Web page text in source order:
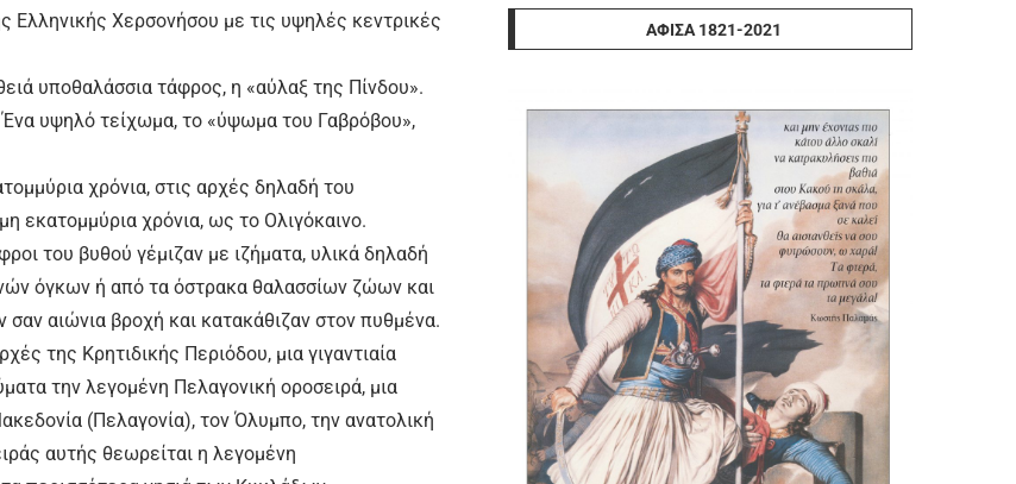
Ελληνικής Χερσονήσου με τις υψηλές κεντρικές
υποθαλάσσια τάφρος, η «αύλαξ της Πίνδου».
Ένα υψηλό τείχωμα, το «ύψωμα του Γαβρόβου»,
χρόνια, στις αρχές δηλαδή του
εκατομμύρια χρόνια, ως το Ολιγόκαινο.
του βυθού γέμιζαν με ιζήματα, υλικά δηλαδή
όγκων ή από τα όστρακα θαλασσίων ζώων και
αιώνια βροχή και κατακάθιζαν στον πυθμένα.
της Κρητιδικής Περιόδου, μια γιγαντιαία
την λεγομένη Πελαγονική οροσειρά, μια
(Πελαγονία), τον Όλυμπο, την ανατολική
αυτής θεωρείται η λεγομένη
ΑΦΊΣΑ 1821-2021